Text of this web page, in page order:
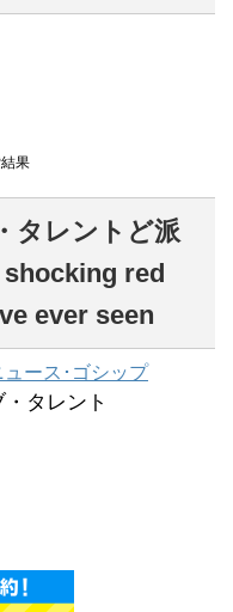
結果
タレントど派
red
ever seen
ュース･ゴシップ
タレント